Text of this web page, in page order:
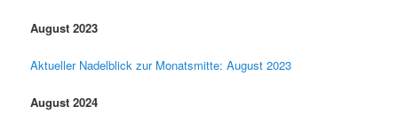
August 2023
Aktueller Nadelblick zur Monatsmitte: August 2023
August 2024